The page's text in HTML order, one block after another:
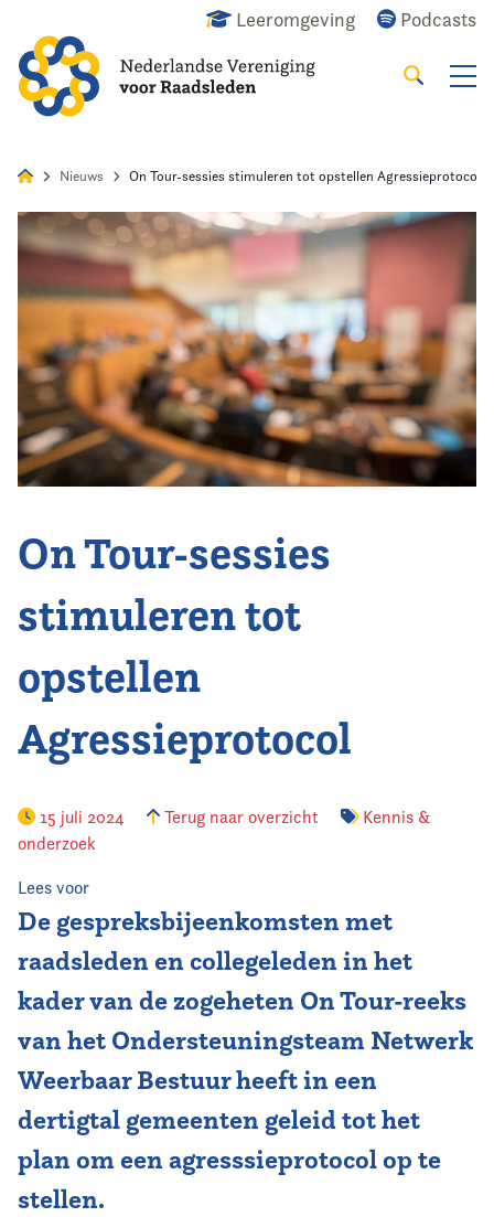
Leeromgeving Podcasts
Zoeken
Home
Agenda
Nieuws
Opleiding & Ontwikkeling
Kennis & Informatie
Vereniging
Contact
Nieuws On Tour-sessies stimuleren tot opstellen Agressieprotocol
On Tour-sessies
stimuleren tot
opstellen
Agressieprotocol
15 juli 2024 Terug naar overzicht
Kennis &
onderzoek
Lees voor
De gespreksbijeenkomsten met
raadsleden en collegeleden in het
kader van de zogeheten On Tour-reeks
van het Ondersteuningsteam Netwerk
Weerbaar Bestuur heeft in een
dertigtal gemeenten geleid tot het
plan om een agresssieprotocol op te
stellen.